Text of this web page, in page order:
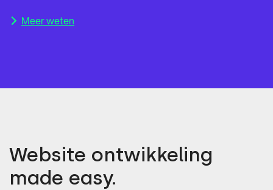
Meer weten
Website ontwikkeling
made easy.